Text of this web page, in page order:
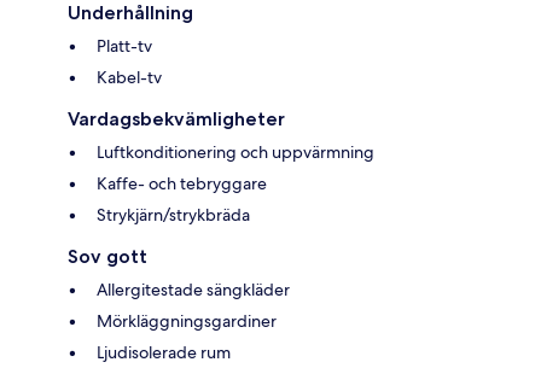
Underhållning
Platt-tv
Kabel-tv
Vardagsbekvämligheter
Luftkonditionering och uppvärmning
Kaffe- och tebryggare
Strykjärn/strykbräda
Sov gott
Allergitestade sängkläder
Mörkläggningsgardiner
Ljudisolerade rum